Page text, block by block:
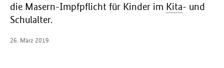
i
s
e
die Masern-Impfpflicht für Kinder im Kita- und
Schulalter.
26. März 2019